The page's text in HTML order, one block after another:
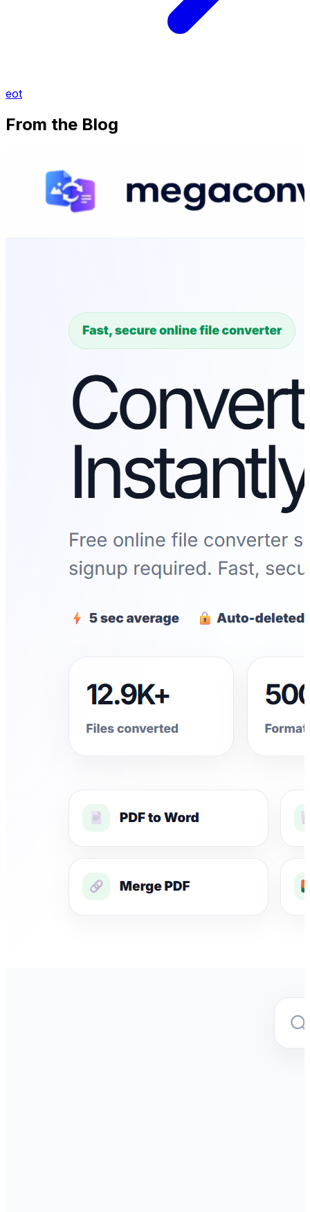
eot
From the Blog